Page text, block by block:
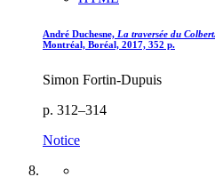
André Duchesne, La traversée du
Montréal, Boréal, 2017, 352 p.
Simon Fortin-Dupuis
p. 312–314
Notice